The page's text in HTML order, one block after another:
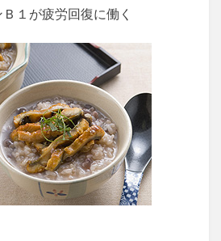
１が疲労回復に働く